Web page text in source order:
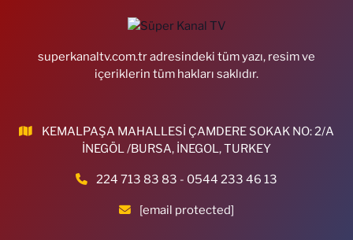
superkanaltv.com.tr adresindeki tüm yazı, resim ve
içeriklerin tüm hakları saklıdır.
KEMALPAŞA MAHALLESİ ÇAMDERE SOKAK NO: 2/A
İNEGÖL /BURSA, İNEGOL, TURKEY
224 713 83 83 - 0544 233 46 13
[email protected]